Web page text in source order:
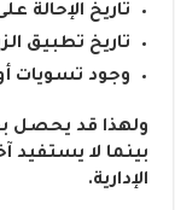
تاريخ الإحالة
تاريخ تطبيق
وجود تسويات
ولهذا قد يحصل
بينما لا
الإدارية.